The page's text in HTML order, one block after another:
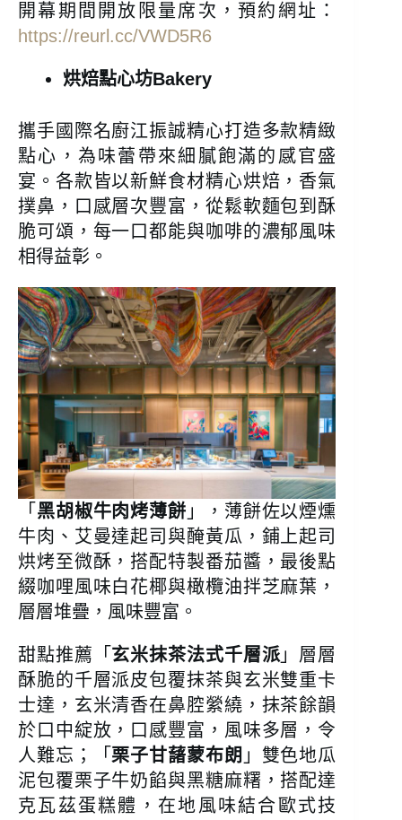
開幕期間開放限量席次，預約網址：
https://reurl.cc/VWD5R6
烘焙點心坊Bakery
攜手國際名廚江振誠精心打造多款精緻
點心，為味蕾帶來細膩飽滿的感官盛
宴。各款皆以新鮮食材精心烘焙，香氣
撲鼻，口感層次豐富，從鬆軟麵包到酥
脆可頌，每一口都能與咖啡的濃郁風味
相得益彰。
「 黑胡椒牛肉烤薄餅 」，薄餅佐以煙燻
牛肉、艾曼達起司與醃黃瓜，鋪上起司
烘烤至微酥，搭配特製番茄醬，最後點
綴咖哩風味白花椰與橄欖油拌芝麻葉，
層層堆疊，風味豐富。
甜點推薦「 玄米抹茶法式千層派」層層
酥脆的千層派皮包覆抹茶與玄米雙重卡
士達，玄米清香在鼻腔縈繞，抹茶餘韻
於口中綻放，口感豐富，風味多層，令
人難忘；「栗子甘藷蒙布朗 」雙色地瓜
泥包覆栗子牛奶餡與黑糖麻糬，搭配達
克瓦茲蛋糕體，在地風味結合歐式技